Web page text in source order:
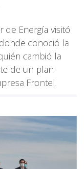
de Energía visitó
conoció la
cambió la
de un plan
Frontel.